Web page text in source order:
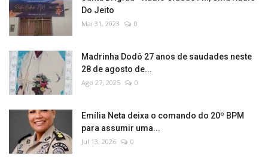
Do Jeito
Mai 31, 2023 0
Madrinha Dodô 27 anos de saudades neste
28 de agosto de...
Ago 27, 2025 0
Emília Neta deixa o comando do 20º BPM
para assumir uma...
Jul 13, 2026 0